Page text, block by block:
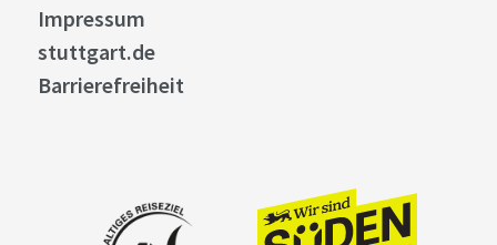
Impressum
stuttgart.de
Barrierefreiheit